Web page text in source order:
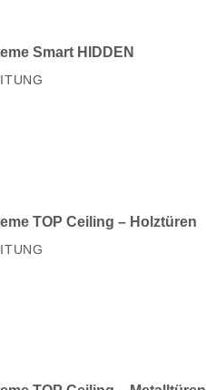
Smart HIDDEN
TOP Ceiling – Holztüren